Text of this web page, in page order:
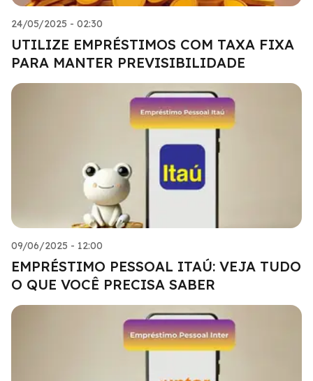
24/05/2025 - 02:30
UTILIZE EMPRÉSTIMOS COM TAXA FIXA
PARA MANTER PREVISIBILIDADE
09/06/2025 - 12:00
EMPRÉSTIMO PESSOAL ITAÚ: VEJA TUDO
O QUE VOCÊ PRECISA SABER